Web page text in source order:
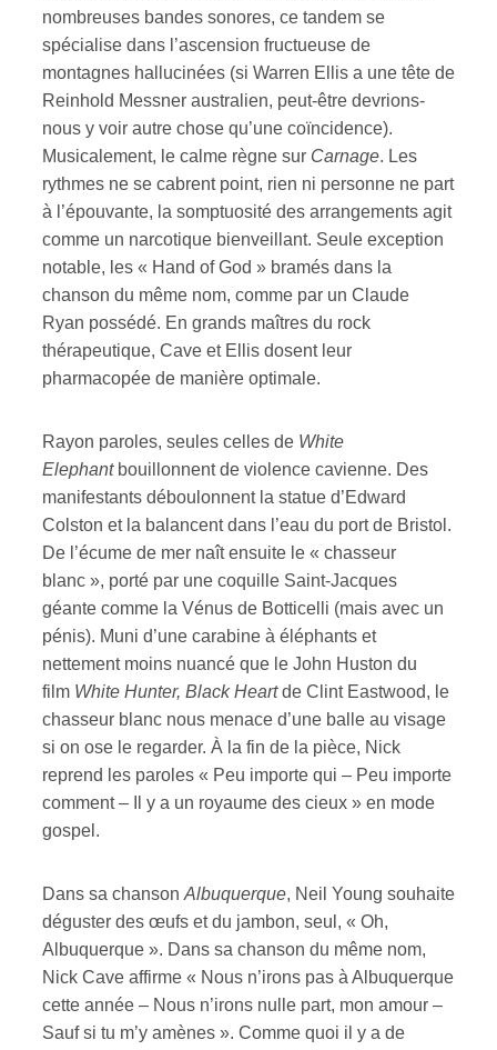
nombreuses bandes sonores, ce tandem se
spécialise dans l’ascension fructueuse de
montagnes hallucinées (si Warren Ellis a une tête de
Reinhold Messner australien, peut-être devrions-
nous y voir autre chose qu’une coïncidence).
Musicalement, le calme règne sur Carnage. Les
rythmes ne se cabrent point, rien ni personne ne part
à l’épouvante, la somptuosité des arrangements agit
comme un narcotique bienveillant. Seule exception
notable, les « Hand of God » bramés dans la
chanson du même nom, comme par un Claude
Ryan possédé. En grands maîtres du rock
thérapeutique, Cave et Ellis dosent leur
pharmacopée de manière optimale.
Rayon paroles, seules celles de White
Elephantbouillonnent de violence cavienne. Des
manifestants déboulonnent la statue d’Edward
Colston et la balancent dans l’eau du port de Bristol.
De l’écume de mer naît ensuite le « chasseur
blanc », porté par une coquille Saint-Jacques
géante comme la Vénus de Botticelli (mais avec un
pénis). Muni d’une carabine à éléphants et
nettement moins nuancé que le John Huston du
film White Hunter, Black Heartde Clint Eastwood, le
chasseur blanc nous menace d’une balle au visage
si on ose le regarder. À la fin de la pièce, Nick
reprend les paroles « Peu importe qui – Peu importe
comment – Il y a un royaume des cieux » en mode
gospel.
Dans sa chanson Albuquerque, Neil Young souhaite
déguster des œufs et du jambon, seul, « Oh,
Albuquerque ». Dans sa chanson du même nom,
Nick Cave affirme « Nous n’irons pas à Albuquerque
cette année – Nous n’irons nulle part, mon amour –
Sauf si tu m’y amènes ». Comme quoi il y a de